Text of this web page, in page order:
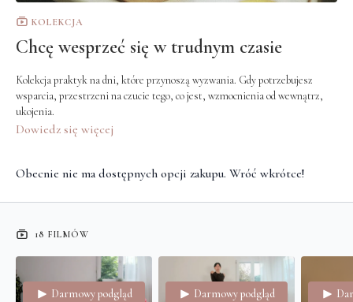
KOLEKCJA
Chcę wesprzeć się w trudnym czasie
Kolekcja praktyk na dni, które przynoszą wyzwania. Gdy potrzebujesz
wsparcia, przestrzeni na czucie tego, co jest, wzmocnienia od wewnątrz,
ukojenia.
Dowiedz się więcej
Obecnie nie ma dostępnych opcji zakupu. Wróć wkrótce!
18 FILMÓW
Darmowy podgląd Darmowy podgląd